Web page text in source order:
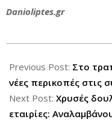
Danioliptes.gr
09-
15
Previous Post: Στο
νέες περικοπές στις
Next Post: Χρυσές
εταιρίες: